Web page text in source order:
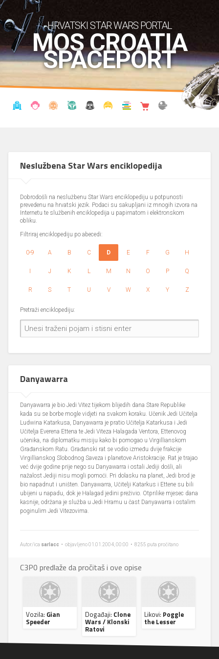
HRVATSKI STAR WARS PORTAL
MOS CROATIA
SPACEPORT
Neslužbena Star Wars enciklopedija
Dobrodošli na neslužbenu Star Wars enciklopediju u potpunosti
prevedenu na hrvatski jezik. Podaci su sakupljani iz mnogih izvora na
Internetu te službenih enciklopedija u papirnatom i elektronskom
obliku.
Filtriraj enciklopediju po abecedi:
0-9 A B C D E F G H
I J K L M N O P Q
R S T U V W X Y Z
Pretraži enciklopediju:
Danyawarra
Danyawarra je bio Jedi Vitez tijekom blijedih dana Stare Republike
kada su se borbe mogle vidjeti na svakom koraku. Učenik Jedi Učitelja
Ludwina Katarkusa, Danyawarra je pratio Učitelja Katarkusa i Jedi
Učitelja Everena Ettena te Jedi Viteza Halagada Ventora, Ettenovog
učenika, na diplomatku misiju kako bi pomogao u Virgillianskom
Građanskom Ratu. Građanski rat se vodio između dvije frakcije
Virgillianskog Slobodnog Saveza i planetove Aristokracije. Rat je trajao
već dvije godine prije nego su Danyawarra i ostali Jediji došli, ali
nažalost Jediji nisu mogli pomoći. Pri dolasku na planet, Jedi brod je
bio napadnut i uništen. Danyawarra, Učitelji Katarkus i Ettene su bili
ubijeni u napadu, dok je Halagad jedini preživio. Otprilike mjesec dana
kasnije, održana je služba u Jedi Hramu u čast Danyawarra i ostalim
poginulim Jedi Vitezovima.
Autor/ica sarlacc • objavljeno 01.01.2004, 00:00 • 8255 puta pročitano
C3P0 predlaže da pročitaš i ove opise
Vozila: Gian
Speeder
Događaji: Clone
Wars / Klonski
Ratovi
Likovi: Poggle
the Lesser